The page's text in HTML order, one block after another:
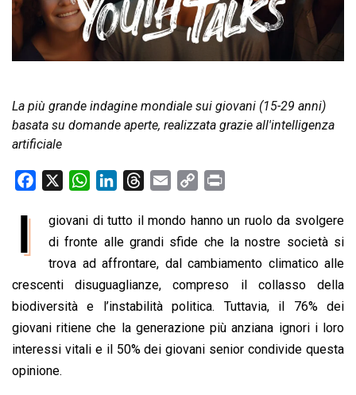
La più grande indagine mondiale sui giovani (15-29 anni)
basata su domande aperte, realizzata grazie all'intelligenza
artificiale
o
o
k
W
a
t
s
A
p
p
n
k
e
d
I
n
e
a
d
s
a
i
l
p
L
i
n
k
i
n
t
I
giovani di tutto il mondo hanno un ruolo da svolgere
di fronte alle grandi sfide che la nostre società si
trova ad affrontare, dal cambiamento climatico alle
crescenti disuguaglianze, compreso il collasso della
biodiversità e l’instabilità politica. Tuttavia, il 76% dei
giovani ritiene che la generazione più anziana ignori i loro
interessi vitali e il 50% dei giovani senior condivide questa
opinione.